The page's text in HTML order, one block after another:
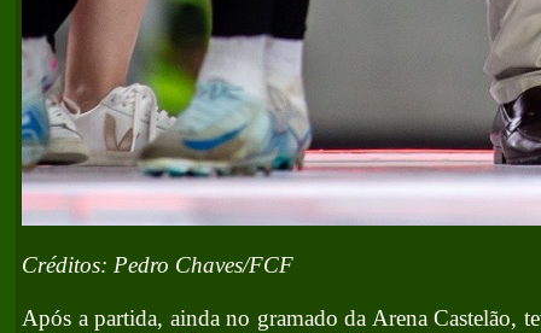
Créditos: Pedro Chaves/FCF
Após a partida, ainda no gramado da Arena Castelão,